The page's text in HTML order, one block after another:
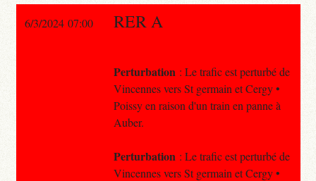
6/3/2024 07:00 RER A
Perturbation : Le trafic est perturbé de
Vincennes vers St germain et Cergy •
Poissy en raison d'un train en panne à
Auber.
Perturbation : Le trafic est perturbé de
Vincennes vers St germain et Cergy •